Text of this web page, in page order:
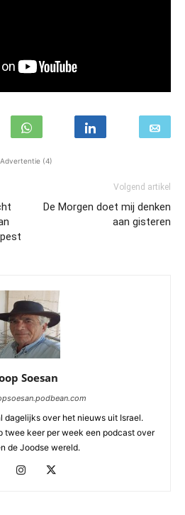
Advertentie (4)
Volgend artikel
De Morgen doet mij denken
aan gisteren
Soesan
dagelijks over het nieuws uit Israel.
twee keer per week een podcast over
de Joodse wereld.